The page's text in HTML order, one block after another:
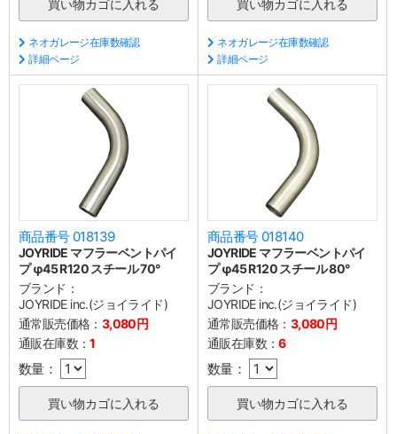
ネオガレージ在庫数確認
詳細ページ
ネオガレージ在庫数確認
詳細ページ
商品番号 018139
JOYRIDE マフラーベントパイ
プ φ45 R120 スチール 70°
ブランド：
JOYRIDE inc.(ジョイライド)
通常販売価格： 3,080円
通販在庫数：1
数量：
商品番号 018140
JOYRIDE マフラーベントパイ
プ φ45 R120 スチール 80°
ブランド：
JOYRIDE inc.(ジョイライド)
通常販売価格： 3,080円
通販在庫数：6
数量：